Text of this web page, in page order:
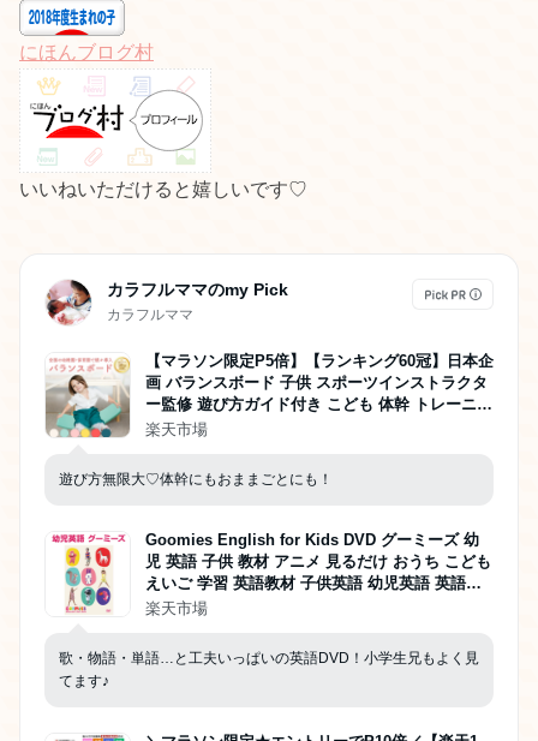
にほんブログ村
いいねいただけると嬉しいです♡
カラフルママのmy Pick
カラフルママ
【マラソン限定P5倍】【ランキング60冠】日本企
画 バランスボード 子供 スポーツインストラクタ
ー監修 遊び方ガイド付き こども 体幹 トレーニン
グ 日本メーカー製 室内遊び 室内遊具 軽量 SCA
楽天市場
遊び方無限大♡体幹にもおままごとにも！
Goomies English for Kids DVD グーミーズ 幼
児 英語 子供 教材 アニメ 見るだけ おうち こども
えいご 学習 英語教材 子供英語 幼児英語 英語の
歌 絵本 歌 英単語 フラッシュカード おもちゃ 赤
レゼント 夏休み おうち英語
楽天市場
歌・物語・単語…と工夫いっぱいの英語DVD！小学生兄もよく見
てます♪